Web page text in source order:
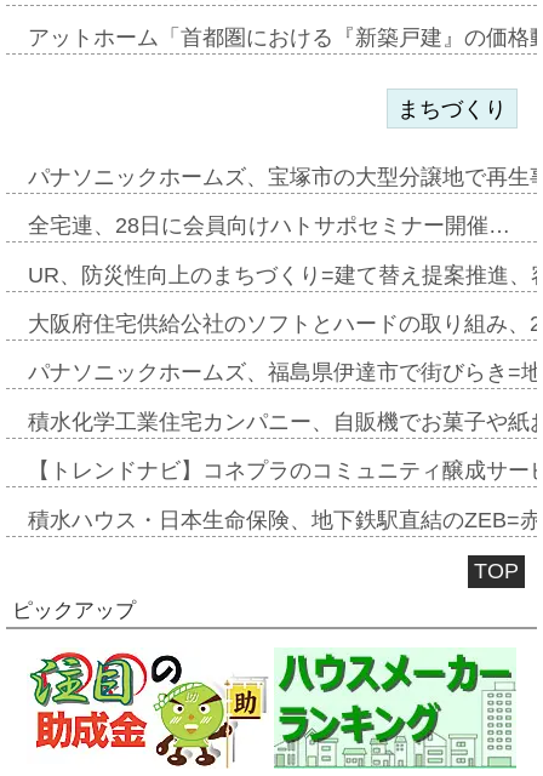
アットホーム「首都圏における『新築戸建』の価
まちづくり
パナソニックホームズ、宝塚市の大型分譲地で再
全宅連、28日に会員向けハトサポセミナー開催…
UR、防災性向上のまちづくり=建て替え提案推進
大阪府住宅供給公社のソフトとハードの取り組み
パナソニックホームズ、福島県伊達市で街びらき=
積水化学工業住宅カンパニー、自販機でお菓子や
【トレンドナビ】コネプラのコミュニティ醸成サ
積水ハウス・日本生命保険、地下鉄駅直結のZEB=
TOP
ピックアップ